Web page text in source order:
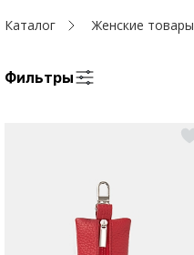
Женщинам
Акции / Новости
Каталог Женские товары
Фильтры